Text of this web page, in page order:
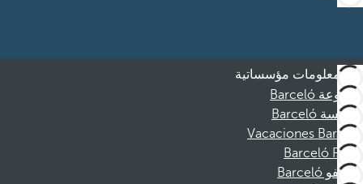
معلومات مؤسساتية
مجموعة Barceló
مؤسسة Barceló
Vacaciones Barceló
Barceló Films
موظفو Barceló